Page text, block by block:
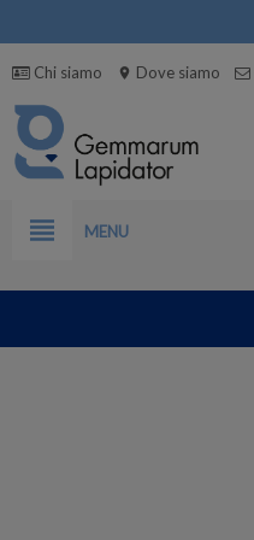
Chi siamo location_on Dove siamo
view_headline MENU